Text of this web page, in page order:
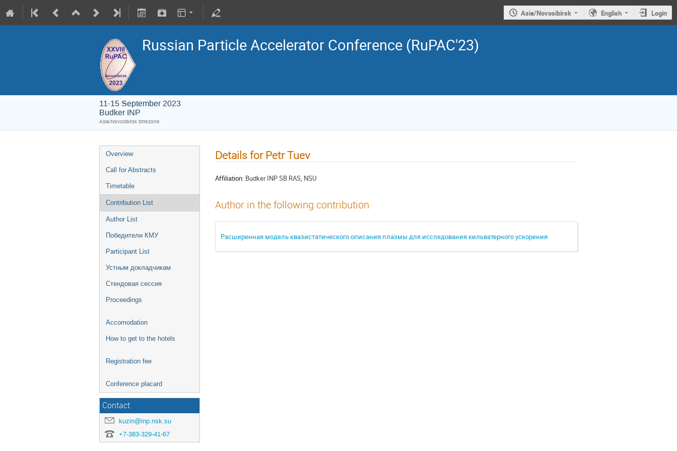
Asia/Novosibirsk English Login
Russian Particle Accelerator Conference (RuPAC'23)
11-15 September 2023
Budker INP
Asia/Novosibirsk timezone
Overview
Call for Abstracts
Timetable
Contribution List
Author List
Победители КМУ
Participant List
Устным докладчикам
Стендовая сессия
Proceedings
Accomodation
How to get to the hotels
Registration fee
Conference placard
Contact
kuzin@inp.nsk.su
+7-383-329-41-67
Details for Petr Tuev
Affiliation: Budker INP SB RAS, NSU
Author in the following contribution
Расширенная модель квазистатического описания плазмы для исследования кильватерного ускорения